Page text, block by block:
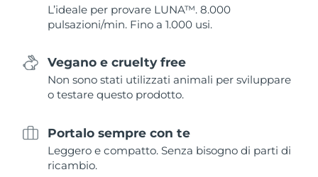
L’ideale per provare LUNA™. 8.000
pulsazioni/min. Fino a 1.000 usi.
Vegano e cruelty free
Non sono stati utilizzati animali per sviluppare
o testare questo prodotto.
Portalo sempre con te
Leggero e compatto. Senza bisogno di parti di
ricambio.